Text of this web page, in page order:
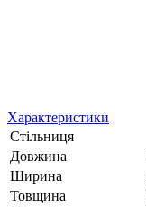
Характеристики
Стільниця
Довжина
Ширина
Товщина